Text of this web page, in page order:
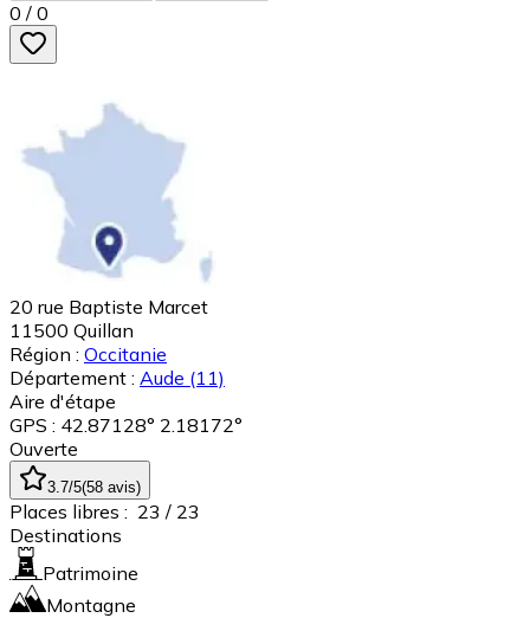
0 / 0
20 rue Baptiste Marcet
11500 Quillan
Région : Occitanie
Département : Aude (11)
Aire d'étape
GPS : 42.87128° 2.18172°
Ouverte
3.7/5(58 avis)
Places libres : 23 / 23
Destinations
Patrimoine
Montagne